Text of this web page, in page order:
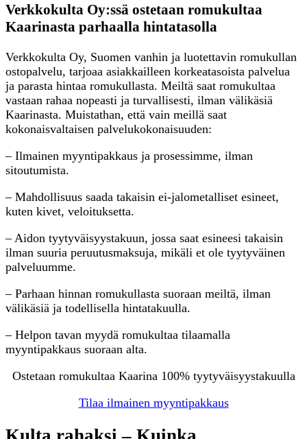
Verkkokulta Oy:ssä ostetaan romukultaa
Kaarinasta parhaalla hintatasolla
Verkkokulta Oy, Suomen vanhin ja luotettavin romukullan
ostopalvelu, tarjoaa asiakkailleen korkeatasoista palvelua
ja parasta hintaa romukullasta. Meiltä saat romukultaa
vastaan rahaa nopeasti ja turvallisesti, ilman välikäsiä
Kaarinasta. Muistathan, että vain meillä saat
kokonaisvaltaisen palvelukokonaisuuden:
– Ilmainen myyntipakkaus ja prosessimme, ilman
sitoutumista.
– Mahdollisuus saada takaisin ei-jalometalliset esineet,
kuten kivet, veloituksetta.
– Aidon tyytyväisyystakuun, jossa saat esineesi takaisin
ilman suuria peruutusmaksuja, mikäli et ole tyytyväinen
palveluumme.
– Parhaan hinnan romukullasta suoraan meiltä, ilman
välikäsiä ja todellisella hintatakuulla.
– Helpon tavan myydä romukultaa tilaamalla
myyntipakkaus suoraan alta.
Ostetaan romukultaa Kaarina 100% tyytyväisyystakuulla
Tilaa ilmainen myyntipakkaus